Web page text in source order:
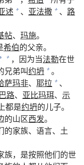
述 + 、 亚法撒 + 、 路
帖、 玛施。
希伯的父亲。
+ ，因为当法勒在世
兄弟叫约坍 + 。
萨玛非、 耶拉 + 、
路、 亚比玛珥、 示
都是约坍的儿子。
的山区西发。
的家族、语言、土
族，是按照他们的世